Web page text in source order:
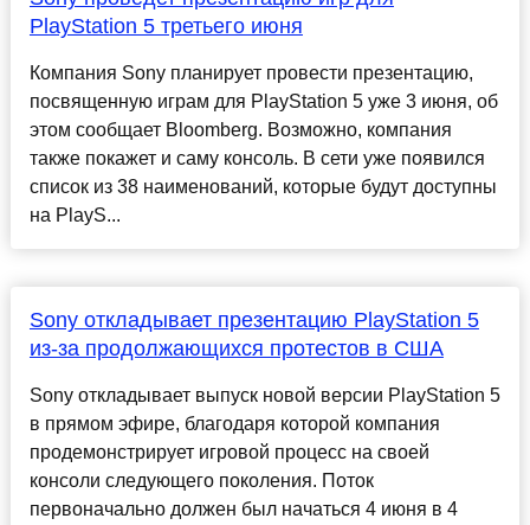
PlayStation 5 третьего июня
Компания Sony планирует провести презентацию,
посвященную играм для PlayStation 5 уже 3 июня, об
этом сообщает Bloomberg. Возможно, компания
также покажет и саму консоль. В сети уже появился
список из 38 наименований, которые будут доступны
на PlayS...
Sony откладывает презентацию PlayStation 5
из-за продолжающихся протестов в США
Sony откладывает выпуск новой версии PlayStation 5
в прямом эфире, благодаря которой компания
продемонстрирует игровой процесс на своей
консоли следующего поколения. Поток
первоначально должен был начаться 4 июня в 4